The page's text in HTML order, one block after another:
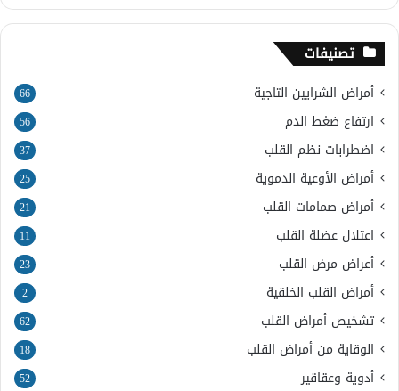
تصنيفات
أمراض الشرايين التاجية 66
ارتفاع ضغط الدم 56
اضطرابات نظم القلب 37
أمراض الأوعية الدموية 25
أمراض صمامات القلب 21
اعتلال عضلة القلب 11
أعراض مرض القلب 23
أمراض القلب الخلقية 2
تشخيص أمراض القلب 62
الوقاية من أمراض القلب 18
أدوية وعقاقير 52